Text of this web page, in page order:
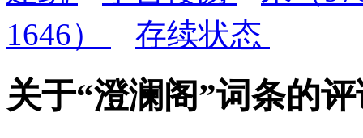
1646）
存续状态
关于“澄澜阁”词条的